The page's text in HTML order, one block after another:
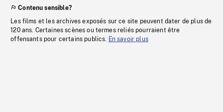
Contenu sensible?
Les films et les archives exposés sur ce site peuvent dater de plus de
120 ans. Certaines scènes ou termes reliés pourraient être
offensants pour certains publics. En savoir plus